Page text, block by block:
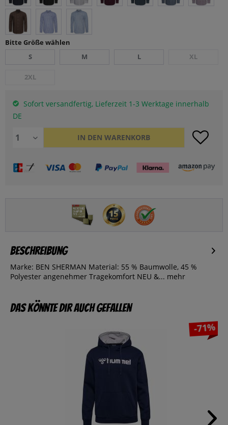
Bitte Größe wählen
S
M L XL
2XL
Sofort versandfertig, Lieferzeit 1-3 Werktage innerhalb
DE
IN DEN WARENKORB
Beschreibung
Marke: BEN SHERMAN Material: 55 % Baumwolle, 45 %
Polyester angenehmer Tragekomfort NEU &... mehr
Das könnte dir auch gefallen
-71%